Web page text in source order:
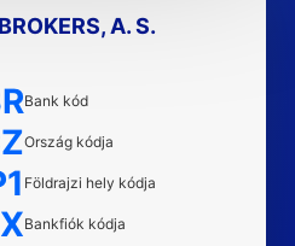
A. S.
Bank kód
Ország kódja
Földrajzi hely kódja
Bankfiók kódja